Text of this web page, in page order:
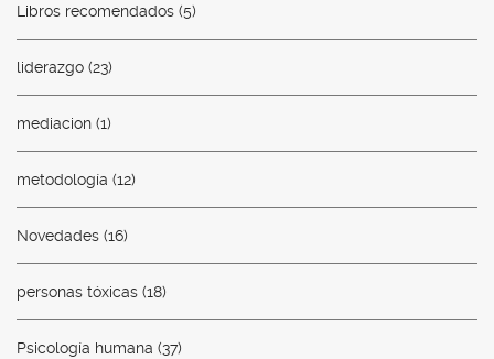
Libros recomendados (5)
liderazgo (23)
mediacion (1)
metodología (12)
Novedades (16)
personas tóxicas (18)
Psicología humana (37)